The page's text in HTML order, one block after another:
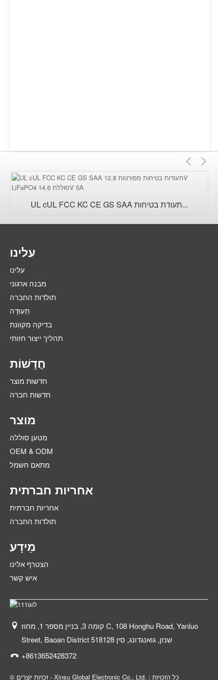
קודם
UL cUL FCC KC CE GS SAA תעודת בטיחות...
עלינו
עלינו
מבנה ארגוני
תולדות החברה
תְעוּדָה
בדיקה מקוונת
תהליך ייצור חזותי
חֲדָשׁוֹת
חדשות מוצר
חדשות חברה
מוצר
מטען סוללה
OEM & ODM
מתאם חשמל
אחריות חברתית
אחריות חברתית
תולדות החברה
מֵידָע
הצטרף אלינו
איש קשר
קומה 3, בניין מספר 1, מחוז C, 108 Honghu Road, Yanluo
Street, Baoan District שנזן, גואנגדונג, סין 518128
+8613652428372
© זכויות יוצרים - Xinsu Global Electronic Co., Ltd. : כל הזכויות